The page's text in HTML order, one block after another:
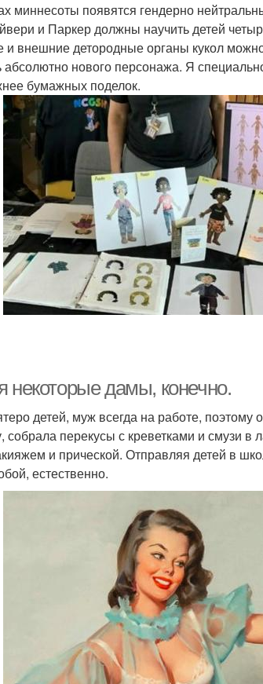
миннесоты появятся гендерно
и Паркер должны научить детей
внешние детородные органы кукол
абсолютно нового персонажа. Я
бумажных поделок.
дамы, конечно.
детей, муж всегда на работе,
собрала перекусы с креветками и смузи
и прической. Отправляя детей в
естественно.